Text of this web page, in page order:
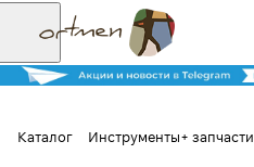
Каталог Инструменты+ запчасти